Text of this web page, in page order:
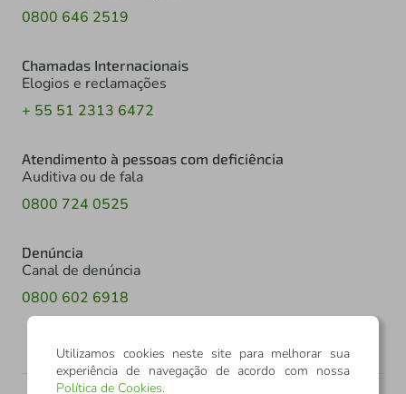
0800 646 2519
Chamadas Internacionais
Elogios e reclamações
+ 55 51 2313 6472
Atendimento à pessoas com deficiência
Auditiva ou de fala
0800 724 0525
Denúncia
Canal de denúncia
0800 602 6918
Utilizamos cookies neste site para melhorar sua
experiência de navegação de acordo com nossa
Política de Cookies.